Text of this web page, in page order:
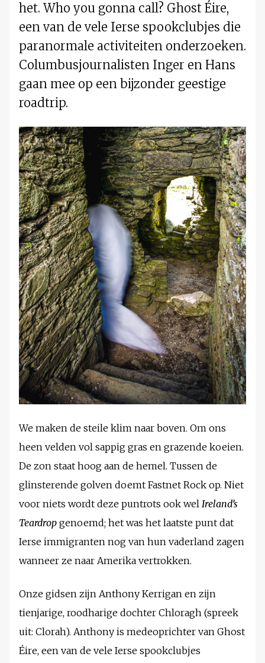
het. Who you gonna call? Ghost Éire,
een van de vele Ierse spookclubjes die
paranormale activiteiten onderzoeken.
Columbusjournalisten Inger en Hans
gaan mee op een bijzonder geestige
roadtrip.
We maken de steile klim naar boven. Om ons
heen velden vol sappig gras en grazende koeien.
De zon staat hoog aan de hemel. Tussen de
glinsterende golven doemt Fastnet Rock op. Niet
voor niets wordt deze puntrots ook wel Ireland’s
Teardrop genoemd; het was het laatste punt dat
Ierse immigranten nog van hun vaderland zagen
wanneer ze naar Amerika vertrokken.
Onze gidsen zijn Anthony Kerrigan en zijn
tienjarige, roodharige dochter Chloragh (spreek
uit: Clorah). Anthony is medeoprichter van Ghost
Éire, een van de vele Ierse spookclubjes